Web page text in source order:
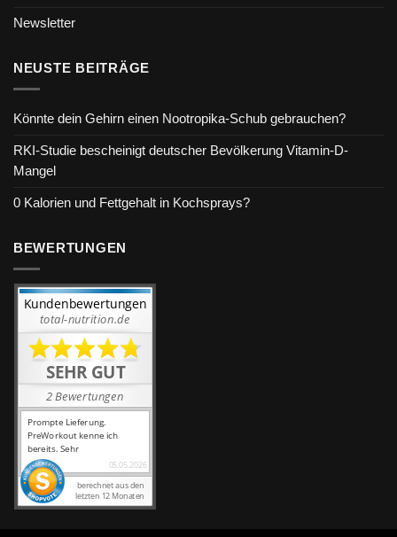
Newsletter
NEUSTE BEITRÄGE
Könnte dein Gehirn einen Nootropika-Schub gebrauchen?
RKI-Studie bescheinigt deutscher Bevölkerung Vitamin-D-
Mangel
0 Kalorien und Fettgehalt in Kochsprays?
BEWERTUNGEN